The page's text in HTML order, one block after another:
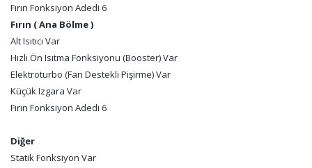
Fırın Fonksiyon Adedi 6
Fırın ( Ana Bölme )
Alt Isıtıcı Var
Hızlı Ön Isıtma Fonksiyonu (Booster) Var
Elektroturbo (Fan Destekli Pişirme) Var
Küçük Izgara Var
Fırın Fonksiyon Adedi 6
Diğer
Statik Fonksiyon Var